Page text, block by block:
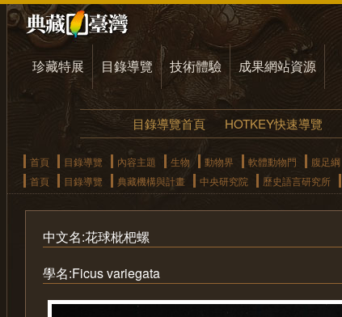
珍藏特展 目錄導覽 技術體驗 成果網站資源
目錄導覽首頁 HOTKEY快速導覽
首頁 目錄導覽 內容主題 生物 動物界 軟體動物門
腹足綱
首頁
目錄導覽 典藏機構與計畫 中央研究院 歷史語言研究所
中文名:花球枇杷螺
學名:Ficus variegata